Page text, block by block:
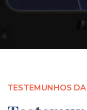
TESTEMUNHOS